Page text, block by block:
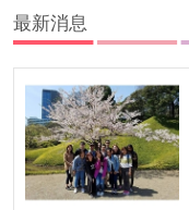
最新消息